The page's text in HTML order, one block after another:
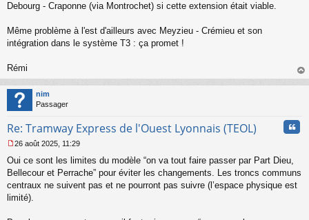
Debourg - Craponne (via Montrochet) si cette extension était viable.
Même problème à l'est d'ailleurs avec Meyzieu - Crémieu et son
intégration dans le système T3 : ça promet !
Rémi
au
nim
Passager
Re: Tramway Express de l'Ouest Lyonnais (TEOL)
e
s
s
g
26 août 2025, 11:29
Oui ce sont les limites du modèle “on va tout faire passer par Part Dieu,
Bellecour et Perrache” pour éviter les changements. Les troncs communs
centraux ne suivent pas et ne pourront pas suivre (l’espace physique est
limité).